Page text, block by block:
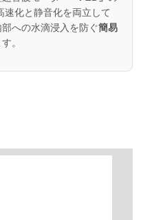
化と静音化を両立して
への水滴浸入を防ぐ簡易
。